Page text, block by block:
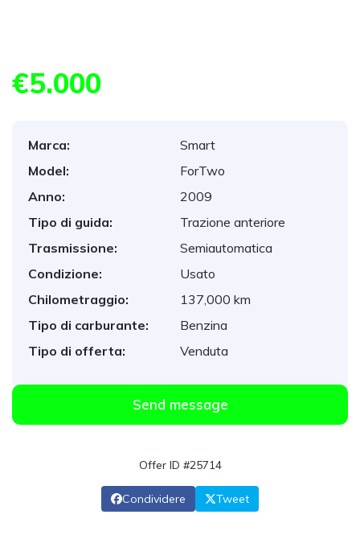
€5.000
Marca:
Smart
Model:
ForTwo
Anno:
2009
Tipo di guida:
Trazione anteriore
Trasmissione:
Semiautomatica
Condizione:
Usato
Chilometraggio:
137,000 km
Tipo di carburante:
Benzina
Tipo di offerta:
Venduta
Send message
Offer ID #25714
Condividere Tweet